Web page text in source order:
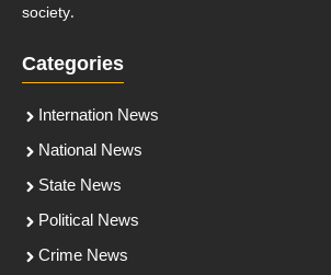
society.
Categories
Internation News
National News
State News
Political News
Crime News